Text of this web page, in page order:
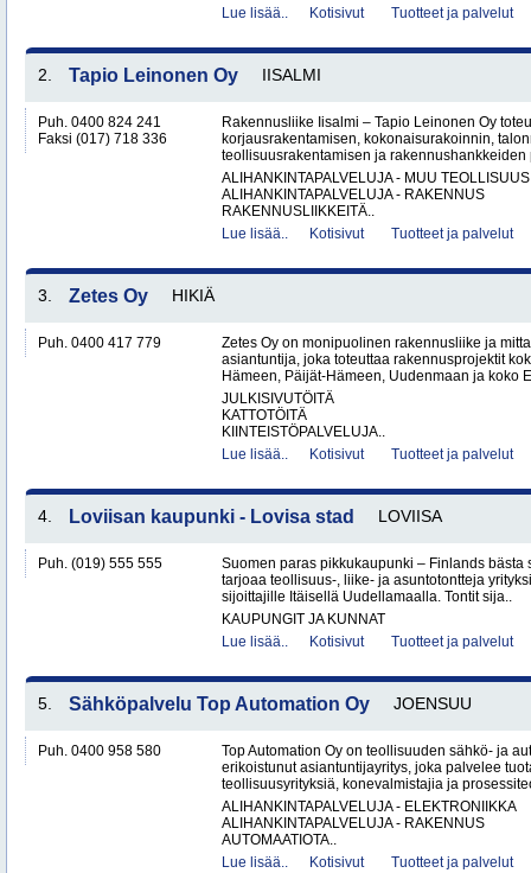
Lue lisää..
Kotisivut Tuotteet ja palvelut
2. Tapio Leinonen Oy IISALMI
Puh. 0400 824 241
Faksi (017) 718 336
Rakennusliike Iisalmi – Tapio Leinonen Oy
korjausrakentamisen, kokonaisurakoinnin,
teollisuusrakentamisen ja
ALIHANKINTAPALVELUJA - MUU TEOLLISUUS
ALIHANKINTAPALVELUJA - RAKENNUS
RAKENNUSLIIKKEITÄ..
Lue lisää..
Kotisivut Tuotteet ja palvelut
3. Zetes Oy HIKIÄ
Puh. 0400 417 779
Zetes Oy on monipuolinen rakennusliike ja
asiantuntija, joka toteuttaa rakennusprojektit
Hämeen, Päijät-Hämeen, Uudenmaan ja koko
JULKISIVUTÖITÄ
KATTOTÖITÄ
KIINTEISTÖPALVELUJA..
Lue lisää..
Kotisivut Tuotteet ja palvelut
4. Loviisan kaupunki - Lovisa stad LOVIISA
Puh. (019) 555 555
Suomen paras pikkukaupunki – Finlands bästa
tarjoaa teollisuus-, liike- ja asuntotontteja
sijoittajille Itäisellä Uudellamaalla. Tontit sija..
KAUPUNGIT JA KUNNAT
Lue lisää..
Kotisivut Tuotteet ja palvelut
5. Sähköpalvelu Top Automation Oy JOENSUU
Puh. 0400 958 580
Top Automation Oy on teollisuuden sähkö- ja
erikoistunut asiantuntijayritys, joka palvelee
teollisuusyrityksiä, konevalmistajia ja
ALIHANKINTAPALVELUJA - ELEKTRONIIKKA
ALIHANKINTAPALVELUJA - RAKENNUS
AUTOMAATIOTA..
Lue lisää..
Kotisivut Tuotteet ja palvelut